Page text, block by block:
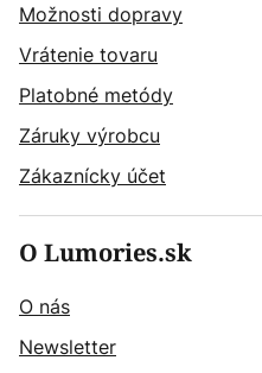
Možnosti dopravy
Vrátenie tovaru
Platobné metódy
Záruky výrobcu
Zákaznícky účet
O Lumories.sk
O nás
Newsletter